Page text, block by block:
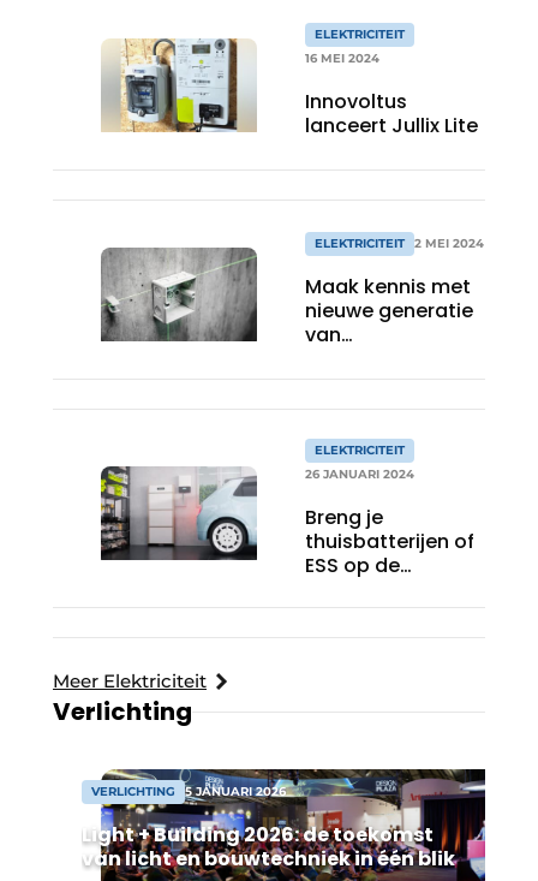
ELEKTRICITEIT
16 MEI 2024
Innovoltus
lanceert Jullix Lite
ELEKTRICITEIT 2 MEI 2024
Maak kennis met
nieuwe generatie
van
aftakdoos
ELEKTRICITEIT
26 JANUARI 2024
Breng je
thuisbatterijen of
ESS op de
voldoen aan de ­
wettelijke
Meer Elektriciteit
Verlichting
VERLICHTING 5 JANUARI 2026
Light + Building 2026: de toekomst
van licht en bouwtechniek in één blik